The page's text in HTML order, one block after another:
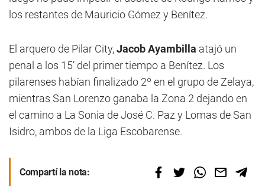
los restantes de Mauricio Gómez y Benítez.
El arquero de Pilar City,Jacob Ayambilla atajó un
penal a los 15’ del primer tiempo a Benítez. Los
pilarenses habían finalizado 2º en el grupo de Zelaya,
mientras San Lorenzo ganaba la Zona 2 dejando en
el camino a La Sonia de José C. Paz y Lomas de San
Isidro, ambos de la Liga Escobarense.
Compartí la nota: